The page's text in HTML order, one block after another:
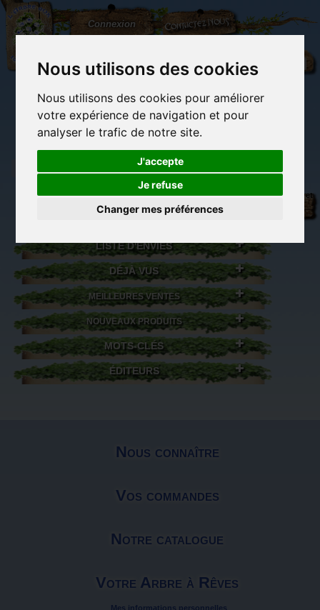
Nous utilisons des cookies
Nous utilisons des cookies pour améliorer
votre expérience de navigation et pour
analyser le trafic de notre site.
J'accepte
Je refuse
Changer mes préférences
L'Arbre
aux
100.000
Connexion Contactez-nous
(vide)
Librairie des
Carterie
originale
Activités
détente et jeux
Objets déco et
LISTE D'ENVIES
DÉJÀ VUS
MEILLEURES VENTES
NOUVEAUX PRODUITS
MOTS-CLÉS
ÉDITEURS
Nous connaître
Vos commandes
Notre catalogue
Votre Arbre à Rêves
Mes informations personnelles